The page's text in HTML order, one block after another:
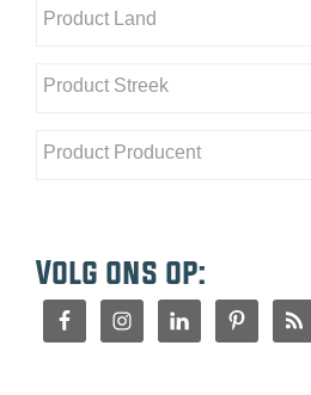
Volg ons op: